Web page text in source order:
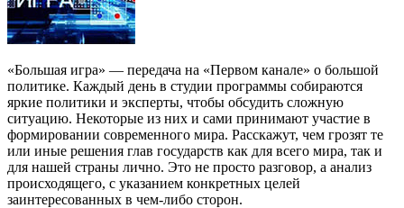
«Большая игра» — передача на «Первом канале» о большой
политике. Каждый день в студии программы собираются
яркие политики и эксперты, чтобы обсудить сложную
ситуацию. Некоторые из них и сами принимают участие в
формировании современного мира. Расскажут, чем грозят те
или иные решения глав государств как для всего мира, так и
для нашей страны лично. Это не просто разговор, а анализ
происходящего, с указанием конкретных целей
заинтересованных в чем-либо сторон.